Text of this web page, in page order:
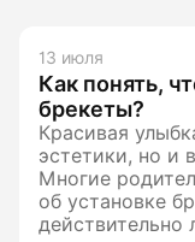
13 июля
Как понять,
брекеты?
Красивая
эстетики, но и
Многие
об установке
действительно